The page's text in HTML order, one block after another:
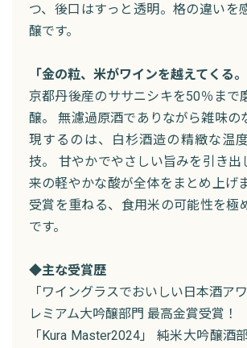
つ、後口はすっと透明。格の違いを
醸です。
「金の粒、米がワインを越えてくる。
京都丹後産のササニシキを50％まで
醸。 無濾過原酒でありながら雑味の
現するのは、白杉酒造の精緻な温
技。 甘やかでやさしい旨みを引き出
来の軽やかな酸が全体をまとめ上げ
受賞を重ねる、食用米の可能性を極
です。
◆主な受賞歴
「ワイングラスでおいしい日本酒ア
レミアム大吟醸部門 最高金賞受賞！
「Kura Master2024」 純米大吟醸酒